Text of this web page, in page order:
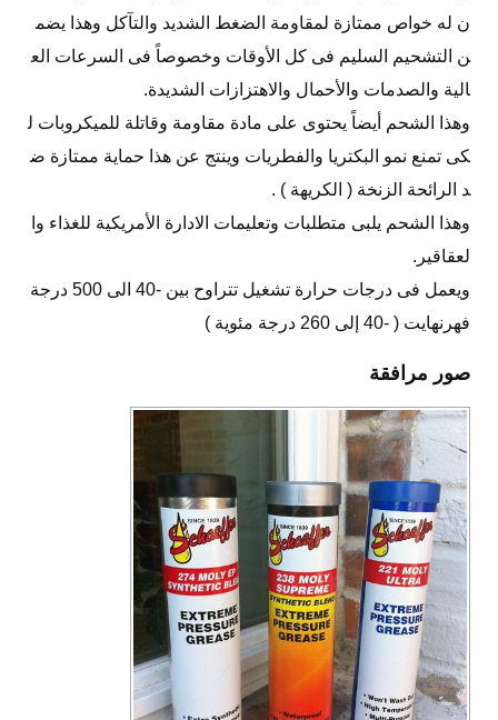
ن له خواص ممتازة لمقاومة الضغط الشديد والتآكل وهذا يضم
ن التشحيم السليم فى كل الأوقات وخصوصاً فى السرعات الع
الية والصدمات والأحمال والاهتزازات الشديدة.
وهذا الشحم أيضاً يحتوى على مادة مقاومة وقاتلة للميكروبات ل
كى تمنع نمو البكتريا والفطريات وينتج عن هذا حماية ممتازة ض
د الرائحة الزنخة ( الكريهة ) .
وهذا الشحم يلبى متطلبات وتعليمات الادارة الأمريكية للغذاء وا
لعقاقير.
ويعمل فى درجات حرارة تشغيل تتراوح بين -40 الى 500 درجة
فهرنهايت ( -40 إلى 260 درجة مئوية )
صور مرافقة